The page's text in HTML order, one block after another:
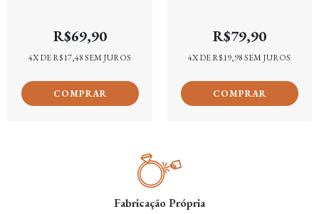
R$69,90
4X DER$17,48SEM JUROS
R$79,90
4X DER$19,98SEM JUROS
Fabricação Própria